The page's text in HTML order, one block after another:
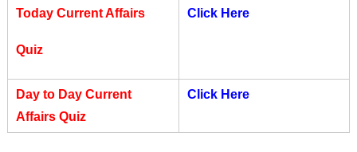
Today Current Affairs
Quiz
Click Here
Day to Day Current
Affairs Quiz
Click Here